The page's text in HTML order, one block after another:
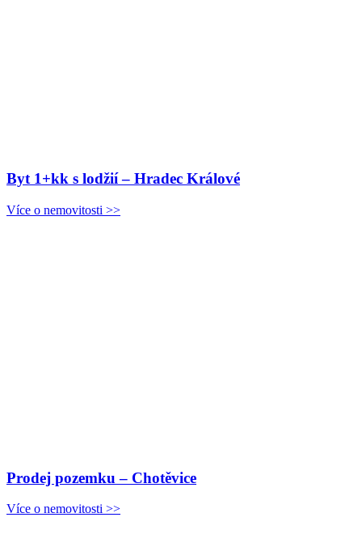
Byt 1+kk s lodžií – Hradec Králové
Více o nemovitosti >>
Prodej pozemku – Chotěvice
Více o nemovitosti >>